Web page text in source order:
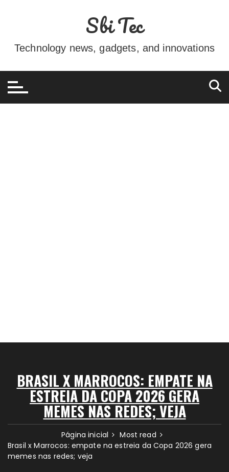
conteúdo
Sbi Tec
Technology news, gadgets, and innovations
BRASIL X MARROCOS: EMPATE NA
ESTREIA DA COPA 2026 GERA
MEMES NAS REDES; VEJA
Página inicial
Most read
Brasil x Marrocos: empate na estreia da Copa 2026 gera
memes nas redes; veja